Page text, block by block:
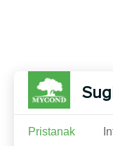
Pristanak